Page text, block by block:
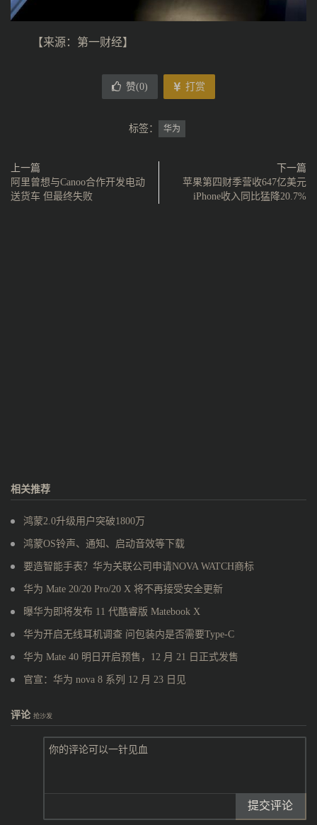
【来源：第一财经】
赞(0) 打赏
标签： 华为
上一篇
阿里曾想与Canoo合作开发电动
送货车 但最终失败
下一篇
苹果第四财季营收647亿美元
iPhone收入同比猛降20.7%
相关推荐
鸿蒙2.0升级用户突破1800万
鸿蒙OS铃声、通知、启动音效等下载
要造智能手表？华为关联公司申请NOVA WATCH商标
华为 Mate 20/20 Pro/20 X 将不再接受安全更新
曝华为即将发布 11 代酷睿版 Matebook X
华为开启无线耳机调查 问包装内是否需要Type-C
华为 Mate 40 明日开启预售，12 月 21 日正式发售
官宣：华为 nova 8 系列 12 月 23 日见
评论 抢沙发
提交评论